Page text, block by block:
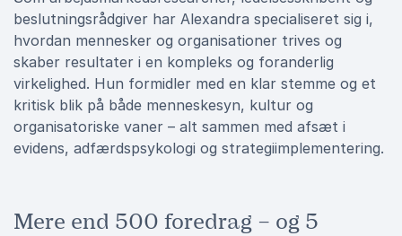
beslutningsrådgiver har Alexandra specialiseret sig i,
hvordan mennesker og organisationer trives og
skaber resultater i en kompleks og foranderlig
virkelighed. Hun formidler med en klar stemme og et
kritisk blik på både menneskesyn, kultur og
organisatoriske vaner – alt sammen med afsæt i
evidens, adfærdspsykologi og strategiimplementering.
Mere end 500 foredrag – og 5